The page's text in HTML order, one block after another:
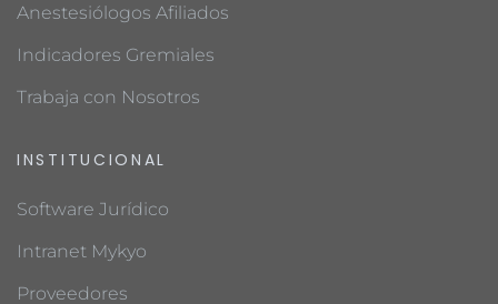
Anestesiólogos Afiliados
Indicadores Gremiales
Trabaja con Nosotros
INSTITUCIONAL
Software Jurídico
Intranet Mykyo
Proveedores